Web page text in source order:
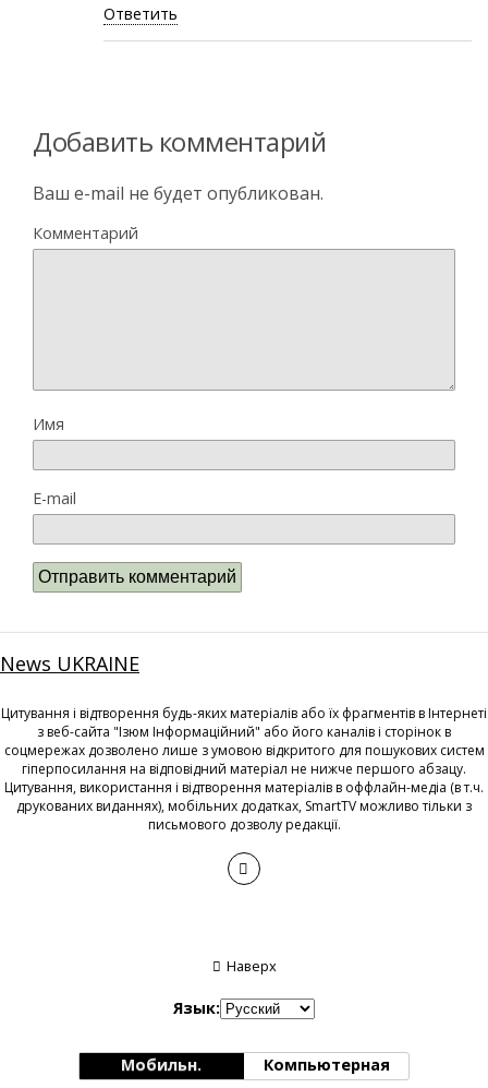
Ответить
Добавить комментарий
Ваш e-mail не будет опубликован.
Комментарий
Имя
E-mail
News UKRAINE
Цитування і відтворення будь-яких матеріалів або їх фрагментів в Інтернеті
з веб-сайта "Ізюм Інформаційний" або його каналів і сторінок в
соцмережах дозволено лише з умовою відкритого для пошукових систем
гіперпосилання на відповідний матеріал не нижче першого абзацу.
Цитування, використання і відтворення матеріалів в оффлайн-медіа (в т.ч.
друкованих виданнях), мобільних додатках, SmartTV можливо тільки з
письмового дозволу редакції.
Наверх
Язык:
Мобильн. Компьютерная